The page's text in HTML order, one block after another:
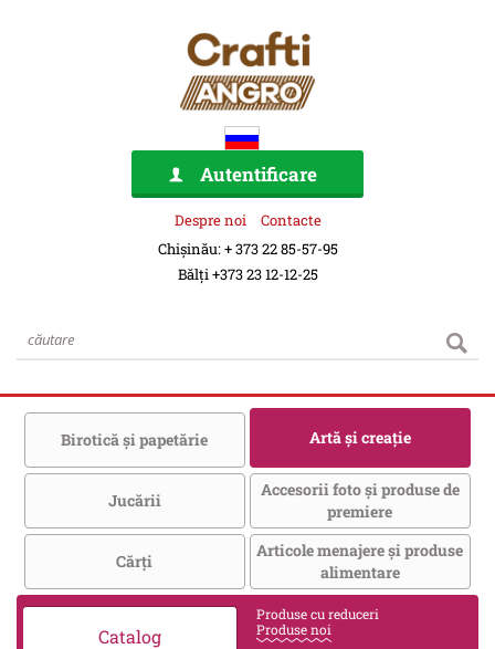
Autentificare
Despre noi
Contacte
Chișinău: + 373 22 85-57-95
Bălți +373 23 12-12-25
Birotică şi papetărie Artă şi creaţie
Jucării
Accesorii foto şi produse de
premiere
Cărţi
Articole menajere și produse
alimentare
Catalog
Produse cu reduceri
Produse noi